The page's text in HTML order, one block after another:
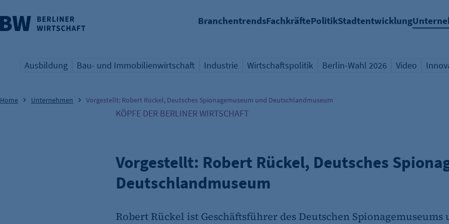
BranchentrendsFachkräftePolitikStadtentwicklung
überspringen
Übersicht Schlagwort
Ausbildung
Übersicht Schlagwort
Bau- und Immobilienwirtschaft
Übersicht Schlagwort
Industrie
Übersicht Schlagwort
Wirtschaftspolitik
Übersicht Schlagwort
Berlin-Wahl 2026
Übersicht
Video
Home Unternehmen Vorgestellt: Robert Rückel, Deutsches Spionagemuseum und Deutschlandmuseum
KÖPFE DER BERLINER WIRTSCHAFT
Vorgestellt: Robert Rückel, Deutsches
Deutschlandmuseum
Robert Rückel ist Geschäftsführer des Deutschen Spionagemuseums